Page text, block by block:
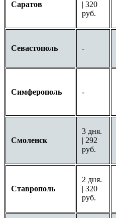
Саратов
| 320
руб.
Севастополь -
Симферополь -
Смоленск
3 дня.
| 292
руб.
Ставрополь
2 дня.
| 320
руб.